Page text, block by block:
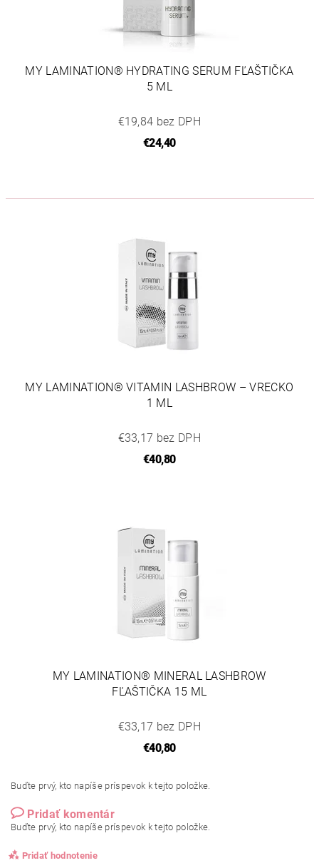
MY LAMINATION® HYDRATING SERUM FĽAŠTIČKA
5 ML
€19,84 bez DPH
€24,40
MY LAMINATION® VITAMIN LASHBROW – VRECKO
1 ML
€33,17 bez DPH
€40,80
MY LAMINATION® MINERAL LASHBROW
FĽAŠTIČKA 15 ML
€33,17 bez DPH
€40,80
Buďte prvý, kto napíše príspevok k tejto položke.
Pridať komentár
Buďte prvý, kto napíše príspevok k tejto položke.
Pridať hodnotenie